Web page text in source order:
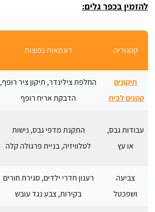
להזמין בכפר גלים:
קטגוריה דוגמאות נפוצות
תיקונים
קטנים לבית
החלפת צילינדר, תיקון ציר רופף,
הדבקת אריח רופף
עבודות גבס,
או עץ
התקנת מדפי גבס, נישות
לטלוויזיה, בניית פרגולה קלה
צביעה
ושפכטל
רענון חדרי ילדים, סגירת חורים
בקירות, צבע נגד עובש